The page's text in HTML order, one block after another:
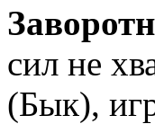
сил не
(Бык),